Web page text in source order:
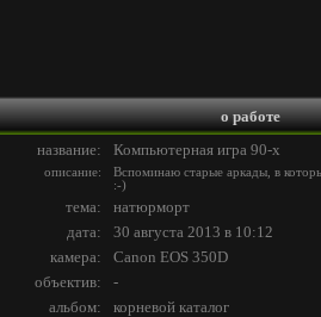
о работе
название:
Компьютерная игра 90-х
описание:
Вспоминаю старые аркады, в
:-)
тема:
натюрморт
дата:
30 августа 2013 в 10:12
камера:
Canon EOS 350D
объектив:
-
альбом:
корневой каталог